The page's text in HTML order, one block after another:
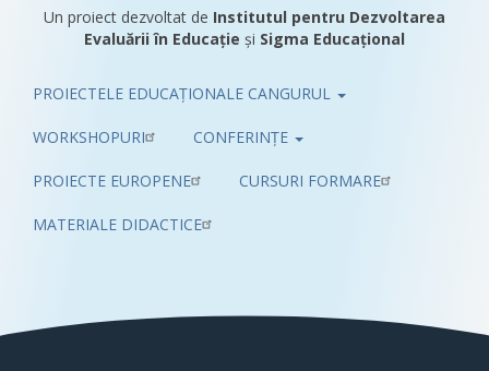
Un proiect dezvoltat de Institutul pentru Dezvoltarea
Evaluării în Educație și Sigma Educațional
Pub
PROIECTELE EDUCAȚIONALE CANGURUL
WORKSHOPURI CONFERINȚE
PROIECTE EUROPENE CURSURI FORMARE
MATERIALE DIDACTICE